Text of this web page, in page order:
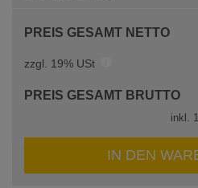
PREIS GESAMT NETTO
zzgl. 19% USt
PREIS GESAMT BRUTTO
inkl.
IN DEN